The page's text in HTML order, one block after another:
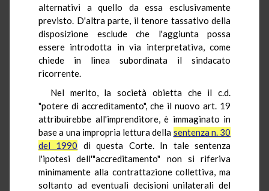
alternativi a quello da essa esclusivamente
previsto. D'altra parte, il tenore tassativo della
disposizione esclude che l'aggiunta possa
essere introdotta in via interpretativa, come
chiede in linea subordinata il sindacato
ricorrente.
Nel merito, la società obietta che il c.d.
"potere di accreditamento", che il nuovo art. 19
attribuirebbe all'imprenditore, è immaginato in
base a una impropria lettura della sentenza n. 30
del 1990 di questa Corte. In tale sentenza
l'ipotesi dell'"accreditamento" non si riferiva
minimamente alla contrattazione collettiva, ma
soltanto ad eventuali decisioni unilaterali del